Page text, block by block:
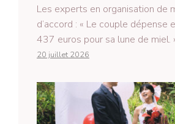
Les experts en organisation de
d’accord : « Le couple dépense
437 euros pour sa lune de miel.
20 juillet 2026